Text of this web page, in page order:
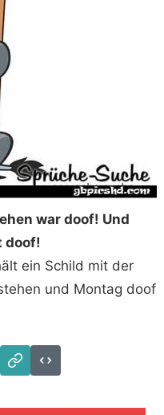
war doof! Und
doof!
ein Schild mit der
und Montag doof
Download
Link
Code